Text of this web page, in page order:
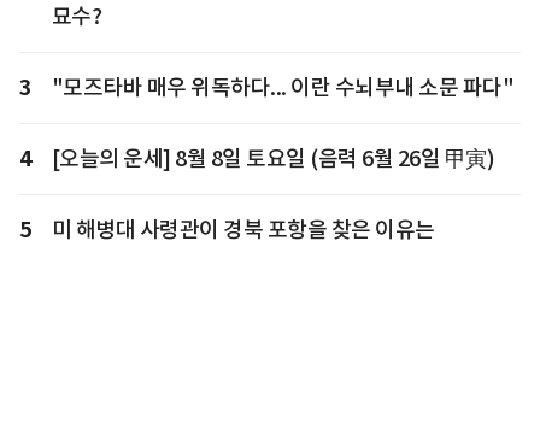
묘수?
3 "모즈타바 매우 위독하다... 이란 수뇌부내 소문 파다"
4 [오늘의 운세] 8월 8일 토요일 (음력 6월 26일 甲寅)
5 미 해병대 사령관이 경북 포항을 찾은 이유는